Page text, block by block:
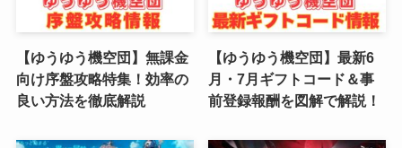
(4)
【ゆうゆう機空団】無課金
向け序盤攻略特集！効率の
良い方法を徹底解説
【ゆうゆう機空団】最新6
月・7月ギフトコード＆事
前登録報酬を図解で解説！